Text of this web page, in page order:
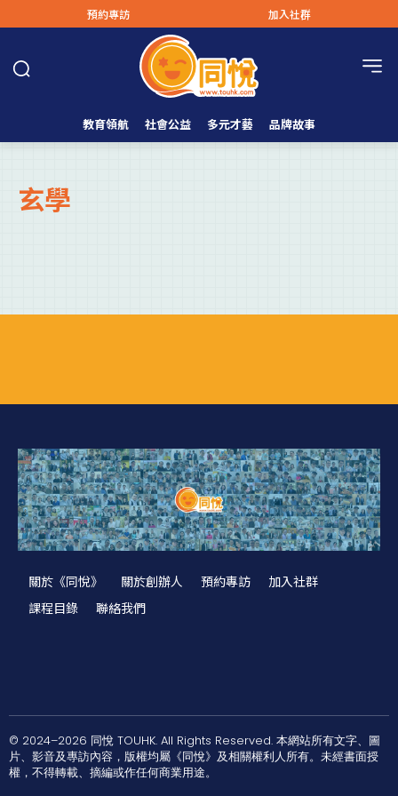
預約專訪 加入社群
教育領航 社會公益 多元才藝 品牌故事
玄學
關於《同悅》 關於創辦人 預約專訪
加入社群
課程目錄
聯絡我們
© 2024–2026 同悅 TOUHK. All Rights Reserved. 本網站所有文字、圖
片、影音及專訪內容，版權均屬《同悅》及相關權利人所有。未經書面授
權，不得轉載、摘編或作任何商業用途。